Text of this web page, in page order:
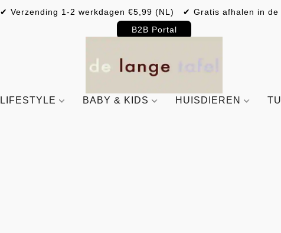
✔ Verzending 1-2 werkdagen €5,99 (NL) ✔ Gratis afhalen in de
B2B Portal
LIFESTYLE BABY & KIDS HUISDIEREN